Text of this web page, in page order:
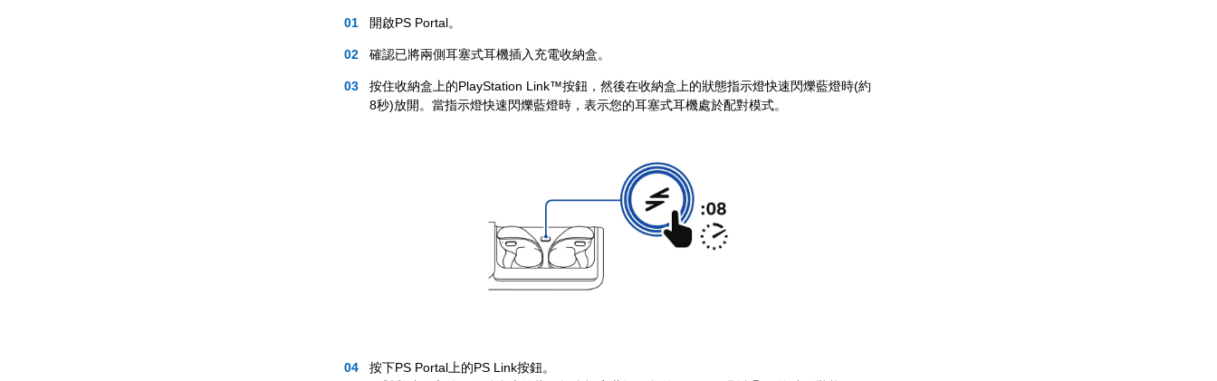
開啟PS Portal。
確認已將兩側耳塞式耳機插入充電收納盒。
按住收納盒上的PlayStation Link™按鈕，然後在收納盒上的狀態指示燈快速閃爍藍燈時(約
8秒)放開。當指示燈快速閃爍藍燈時，表示您的耳塞式耳機處於配對模式。
按下PS Portal上的PS Link按鈕。